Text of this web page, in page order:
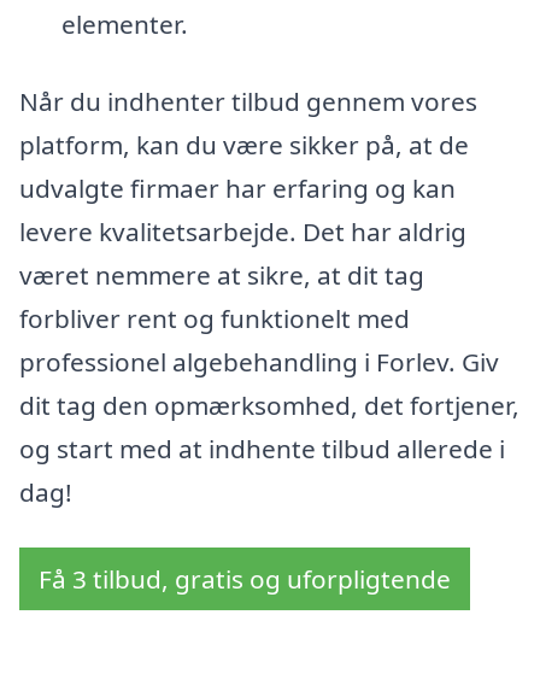
elementer.
Når du indhenter tilbud gennem vores
platform, kan du være sikker på, at de
udvalgte firmaer har erfaring og kan
levere kvalitetsarbejde. Det har aldrig
været nemmere at sikre, at dit tag
forbliver rent og funktionelt med
professionel algebehandling i Forlev. Giv
dit tag den opmærksomhed, det fortjener,
og start med at indhente tilbud allerede i
dag!
Få 3 tilbud, gratis og uforpligtende